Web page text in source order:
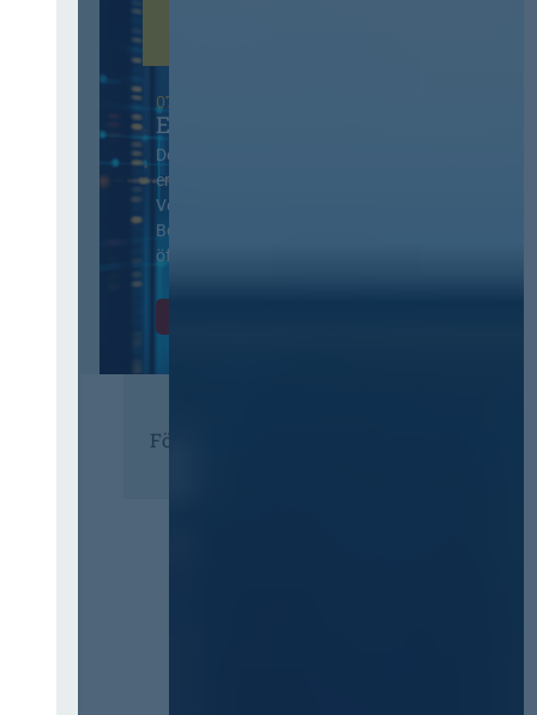
07. Oktober 2026 in Berlin
EVB-IT Thementag
Der Thementag für die
ergänzenden
Vertragsbedingungen von IT-
Beschaffung in der
öffentlichen Verwaltung
Förderer